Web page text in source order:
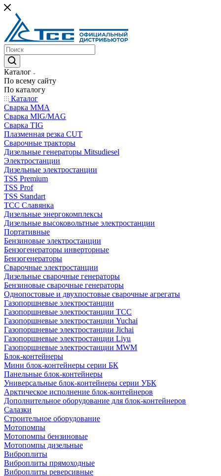
Каталог
По всему сайту
По каталогу
Каталог
Сварка MMA
Сварка MIG/MAG
Сварка TIG
Плазменная резка CUT
Сварочные тракторы
Дизельные генераторы Mitsudiesel
Электростанции
Дизельные электростанции
TSS Premium
TSS Prof
TSS Standart
ТСС Славянка
Дизельные энергокомплексы
Дизельные высоковольтные электростанции
Портативные
Бензиновые электростанции
Бензогенераторы инверторные
Бензогенераторы
Сварочные электростанции
Дизельные сварочные генераторы
Бензиновые сварочные генераторы
Однопостовые и двухпостовые сварочные агрегаты
Газопоршневые электростанции
Газопоршневые электростанции ТСС
Газопоршневые электростанции Yuchai
Газопоршневые электростанции Jichai
Газопоршневые электростанции Liyu
Газопоршневые электростанции MWM
Блок-контейнеры
Мини блок-контейнеры серии БК
Панельные блок-контейнеры
Универсальные блок-контейнеры серии УБК
Арктическое исполнение блок-контейнеров
Дополнительное оборудование для блок-контейнеров
Салазки
Строительное оборудование
Мотопомпы
Мотопомпы бензиновые
Мотопомпы дизельные
Виброплиты
Виброплиты прямоходные
Виброплиты реверсивные